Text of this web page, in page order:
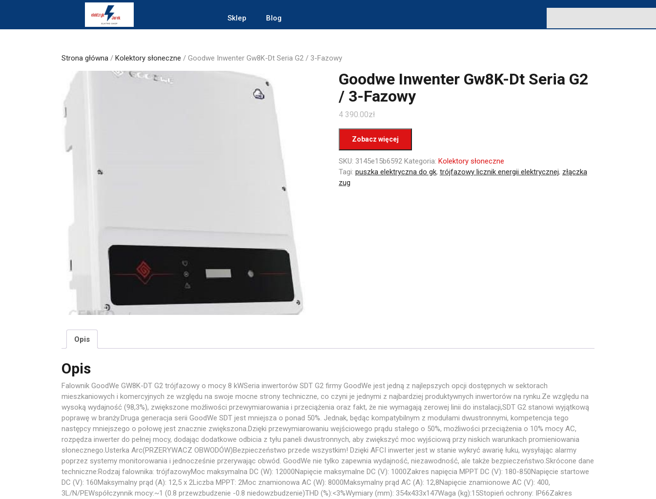
Sklep Blog
Strona główna / Kolektory słoneczne / Goodwe Inwenter Gw8K-Dt Seria G2 / 3-Fazowy
Goodwe Inwenter Gw8K-Dt Seria G2
/ 3-Fazowy
4 390.00zł
Zobacz więcej
SKU: 3145e15b6592 Kategoria: Kolektory słoneczne
Tagi: puszka elektryczna do gk, trójfazowy licznik energii elektrycznej, złączka
zug
Opis
Opis
Falownik GoodWe GW8K-DT G2 trójfazowy o mocy 8 kWSeria inwertorów SDT G2 firmy GoodWe jest jedną z najlepszych opcji dostępnych w sektorach
mieszkaniowych i komercyjnych ze względu na swoje mocne strony techniczne, co czyni je jednymi z najbardziej produktywnych inwertorów na rynku.Ze względu na
wysoką wydajność (98,3%), zwiększone możliwości przewymiarowania i przeciążenia oraz fakt, że nie wymagają zerowej linii do instalacji,SDT G2 stanowi wyjątkową
poprawę w branży.Druga generacja serii GoodWe SDT jest mniejsza o ponad 50%. Jednak, będąc kompatybilnym z modułami dwustronnymi, kompetencja tego
następcy mniejszego o połowę jest znacznie zwiększona.Dzięki przewymiarowaniu wejściowego prądu stałego o 50%, możliwości przeciążenia o 10% mocy AC,
rozpędza inwerter do pełnej mocy, dodając dodatkowe odbicia z tyłu paneli dwustronnych, aby zwiększyć moc wyjściową przy niskich warunkach promieniowania
słonecznego.Usterka Arc(PRZERYWACZ OBWODÓW)Bezpieczeństwo przede wszystkim! Dzięki AFCI inwerter jest w stanie wykryć awarię łuku, wysyłając alarmy
poprzez systemy monitorowania i jednocześnie przerywając obwód. GoodWe nie tylko zapewnia wydajność, niezawodność, ale także bezpieczeństwo.Skrócone dane
techniczne:Rodzaj falownika: trójfazowyMoc maksymalna DC (W): 12000Napięcie maksymalne DC (V): 1000Zakres napięcia MPPT DC (V): 180-850Napięcie startowe
DC (V): 160Maksymalny prąd (A): 12,5 x 2Liczba MPPT: 2Moc znamionowa AC (W): 8000Maksymalny prąd AC (A): 12,8Napięcie znamionowe AC (V): 400,
3L/N/PEWspółczynnik mocy:~1 (0.8 przewzbudzenie -0.8 niedowzbudzenie)THD (%):<3%Wymiary (mm): 354x433x147Waga (kg):15Stopień ochrony: IP66Zakres